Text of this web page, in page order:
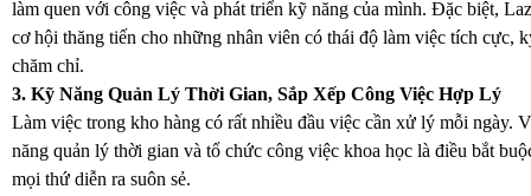
làm quen với công việc và phát triển kỹ năng của mình. Đặc biệt,
cơ hội thăng tiến cho những nhân viên có thái độ làm việc tích cực,
chăm chỉ.
3. Kỹ Năng Quản Lý Thời Gian, Sắp Xếp Công Việc Hợp Lý
Làm việc trong kho hàng có rất nhiều đầu việc cần xử lý mỗi ngày.
năng quản lý thời gian và tổ chức công việc khoa học là điều bắt
mọi thứ diễn ra suôn sẻ.